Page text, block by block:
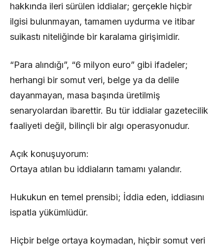
hakkında ileri sürülen iddialar; gerçekle hiçbir
ilgisi bulunmayan, tamamen uydurma ve itibar
suikastı niteliğinde bir karalama girişimidir.
“Para alındığı”, “6 milyon euro” gibi ifadeler;
herhangi bir somut veri, belge ya da delile
dayanmayan, masa başında üretilmiş
senaryolardan ibarettir. Bu tür iddialar gazetecilik
faaliyeti değil, bilinçli bir algı operasyonudur.
Açık konuşuyorum:
Ortaya atılan bu iddiaların tamamı yalandır.
Hukukun en temel prensibi; İddia eden, iddiasını
ispatla yükümlüdür.
Hiçbir belge ortaya koymadan, hiçbir somut veri